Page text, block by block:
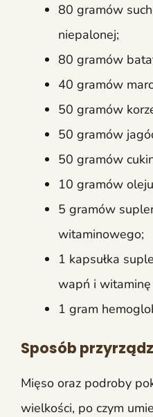
80 gramów
niepalonej;
80 gramów
40 gramów
50 gramów
50 gramów
50 gramów
10 gramów
5 gramów
witaminowego;
1 kapsułka
wapń i witaminę
1 gram
Sposób
Mięso oraz podroby
wielkości, po czym